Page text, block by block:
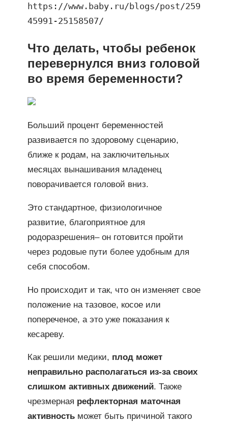
https://www.baby.ru/blogs/post/259
45991-25158507/
Что делать, чтобы ребенок
перевернулся вниз головой
во время беременности?
Больший процент беременностей
развивается по здоровому сценарию,
ближе к родам, на заключительных
месяцах вынашивания младенец
поворачивается головой вниз.
Это стандартное, физиологичное
развитие, благоприятное для
родоразрешения– он готовится пройти
через родовые пути более удобным для
себя способом.
Но происходит и так, что он изменяет свое
положение на тазовое, косое или
попереченое, а это уже показания к
кесареву.
Как решили медики, плод может
неправильно располагаться из-за своих
слишком активных движений. Также
чрезмерная рефлекторная маточная
активностьможет быть причиной такого